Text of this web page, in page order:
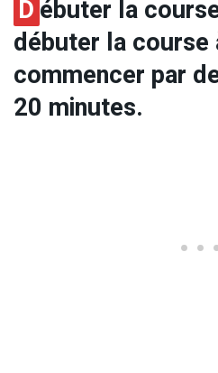
D ébuter la
débuter la
commencer par
20 minutes.